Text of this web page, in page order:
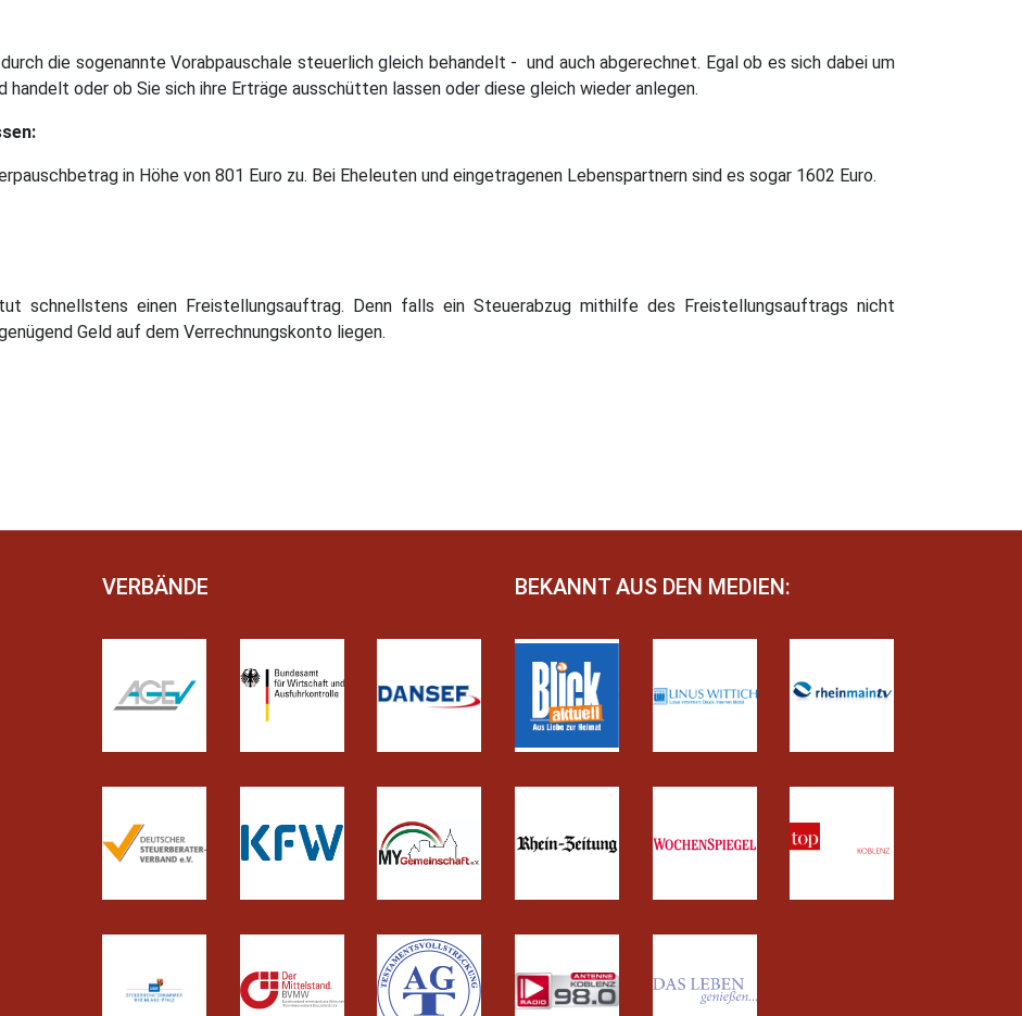
die sogenannte Vorabpauschale steuerlich gleich behandelt - und auch abgerechnet. Egal ob es sich dabei um
handelt oder ob Sie sich ihre Erträge ausschütten lassen oder diese gleich wieder anlegen.
in Höhe von 801 Euro zu. Bei Eheleuten und eingetragenen Lebenspartnern sind es sogar 1602 Euro.
schnellstens einen Freistellungsauftrag. Denn falls ein Steuerabzug mithilfe des Freistellungsauftrags nicht
Geld auf dem Verrechnungskonto liegen.
VERBÄNDE BEKANNT AUS DEN MEDIEN: